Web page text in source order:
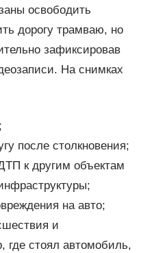
освободить
дорогу трамваю, но
зафиксировав
На снимках
после столкновения;
к другим объектам
на авто;
и
где стоял автомобиль,